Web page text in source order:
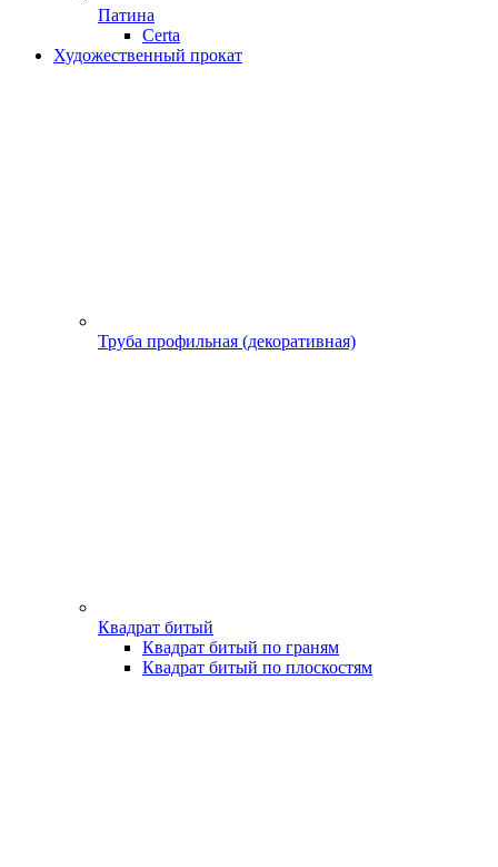
Патина
Certa
Художественный прокат
Труба профильная (декоративная)
Квадрат битый
Квадрат битый по граням
Квадрат битый по плоскостям